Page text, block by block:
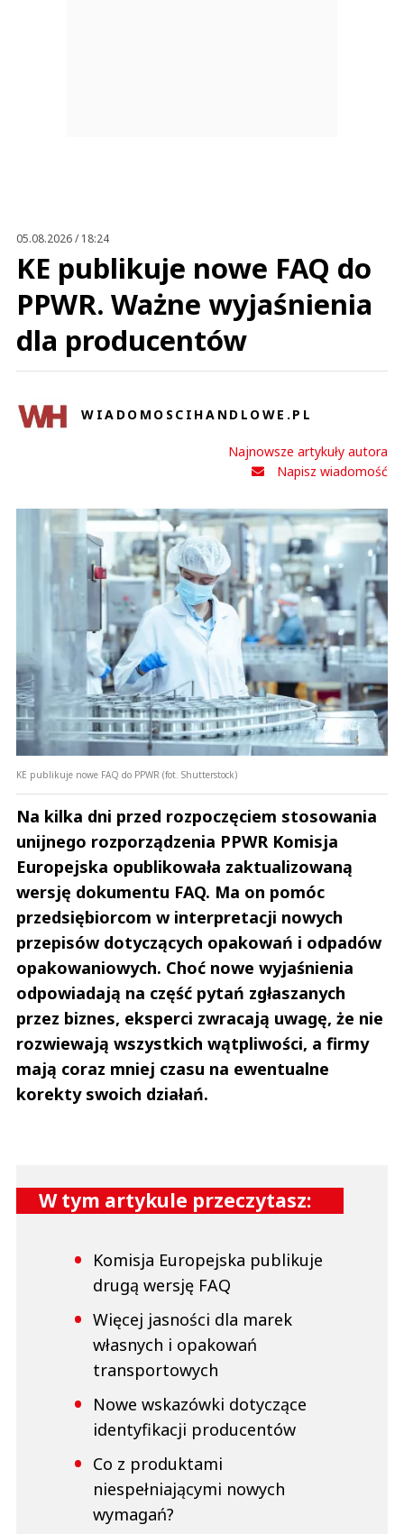
05.08.2026 / 18:24
KE publikuje nowe FAQ do
PPWR. Ważne wyjaśnienia
dla producentów
WIADOMOSCIHANDLOWE.PL
Najnowsze artykuły autora
Napisz wiadomość
KE publikuje nowe FAQ do PPWR (fot. Shutterstock)
Na kilka dni przed rozpoczęciem stosowania
unijnego rozporządzenia PPWR Komisja
Europejska opublikowała zaktualizowaną
wersję dokumentu FAQ. Ma on pomóc
przedsiębiorcom w interpretacji nowych
przepisów dotyczących opakowań i odpadów
opakowaniowych. Choć nowe wyjaśnienia
odpowiadają na część pytań zgłaszanych
przez biznes, eksperci zwracają uwagę, że nie
rozwiewają wszystkich wątpliwości, a firmy
mają coraz mniej czasu na ewentualne
korekty swoich działań.
W tym artykule przeczytasz:
Komisja Europejska publikuje
drugą wersję FAQ
Więcej jasności dla marek
własnych i opakowań
transportowych
Nowe wskazówki dotyczące
identyfikacji producentów
Co z produktami
niespełniającymi nowych
wymagań?